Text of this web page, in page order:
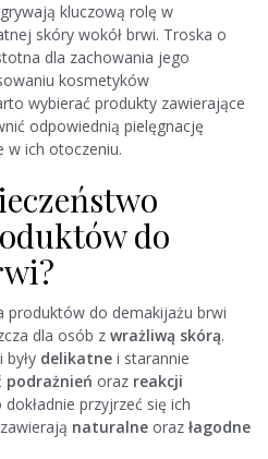
kluczową rolę w
skóry wokół brwi. Troska o
dla zachowania jego
kosmetyków
wybierać produkty zawierające
odpowiednią pielęgnację
w ich otoczeniu.
do
produktów do demakijażu brwi
dla osób z wrażliwą skórą.
delikatne i starannie
podrażnień oraz reakcji
przyjrzeć się ich
naturalne oraz łagodne